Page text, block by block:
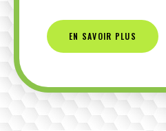
EN SAVOIR PLUS